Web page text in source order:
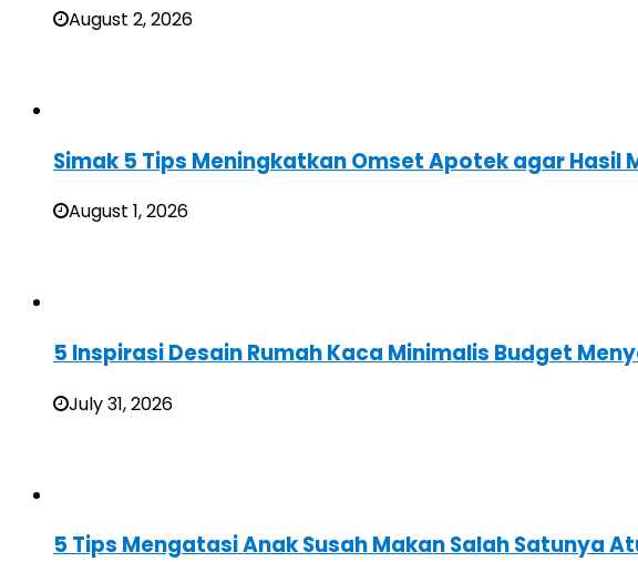
August 2, 2026
Simak 5 Tips Meningkatkan Omset Apotek agar Hasil
August 1, 2026
5 Inspirasi Desain Rumah Kaca Minimalis Budget
July 31, 2026
5 Tips Mengatasi Anak Susah Makan Salah Satunya